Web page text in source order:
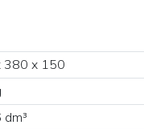
380 x 150